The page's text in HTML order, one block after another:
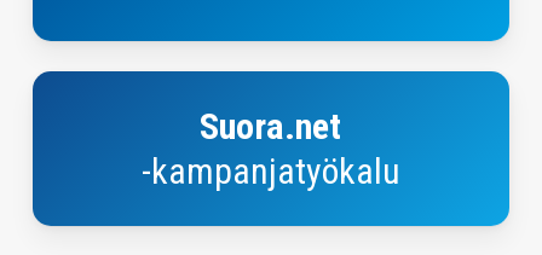
kampanjasuunnittelutyökalu
Suora.net
-kampanjatyökalu